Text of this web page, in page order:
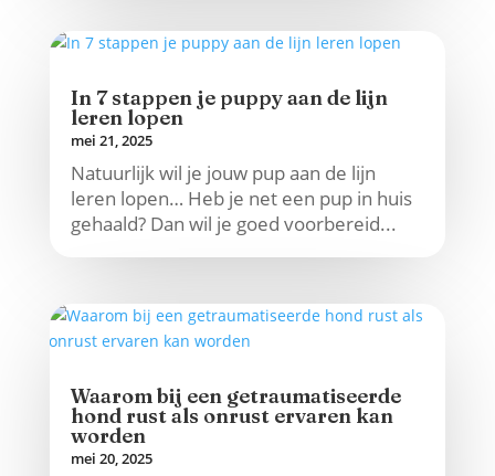
In 7 stappen je puppy aan de lijn
leren lopen
mei 21, 2025
Natuurlijk wil je jouw pup aan de lijn
leren lopen… Heb je net een pup in huis
gehaald? Dan wil je goed voorbereid...
Waarom bij een getraumatiseerde
hond rust als onrust ervaren kan
worden
mei 20, 2025